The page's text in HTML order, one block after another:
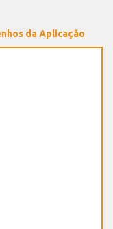
da Aplicação